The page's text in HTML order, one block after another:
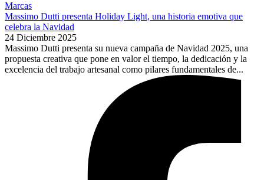
Marcas
Massimo Dutti presenta Holiday Light, una historia emotiva que
celebra la Navidad
24 Diciembre 2025
Massimo Dutti presenta su nueva campaña de Navidad 2025, una
propuesta creativa que pone en valor el tiempo, la dedicación y la
excelencia del trabajo artesanal como pilares fundamentales de...